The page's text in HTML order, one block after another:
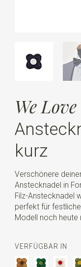
We
kurz
Verschönere
Anstecknadel in
Filz-Anstecknadel
perfekt für
Modell noch heute
VERFÜGBAR IN